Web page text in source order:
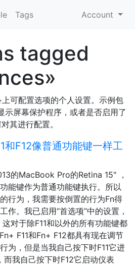
Tags Account
tagged
可配置选项的个人设置。示例包
示屏幕保护程序，或者是否启用了
其进行配置。
和F12像普通功能键一样工
的MacBook Pro的Retina 15" ，
能键作为普通功能键执行。所以
行为，我需要按倒置的行为Fn得
作。我已启用“首选项”中的设置，
对于除F11和以外的所有功能键都
F11和Fn+ F12都具有现在调节
为，但是当我自己按下时F11它进
而我自己按下时F12它启动仪表